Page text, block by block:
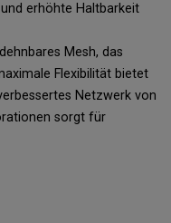
erhöhte Haltbarkeit
Mesh, das
Flexibilität bietet
Netzwerk von
sorgt für